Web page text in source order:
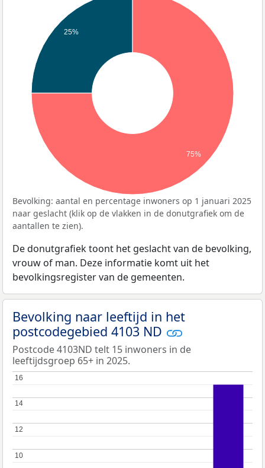
25%
75%
Bevolking: aantal en percentage inwoners op 1 januari 2025
naar geslacht (klik op de vlakken in de donutgrafiek om de
aantallen te zien).
De donutgrafiek toont het geslacht van de bevolking,
vrouw of man. Deze informatie komt uit het
bevolkingsregister van de gemeenten.
Bevolking naar leeftijd in het
postcodegebied 4103 ND
Postcode 4103ND telt 15 inwoners in de
leeftijdsgroep 65+ in 2025.
10
10
12
12
14
14
16
16